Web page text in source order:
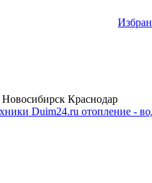
Новосибирск Краснодар
отопление -